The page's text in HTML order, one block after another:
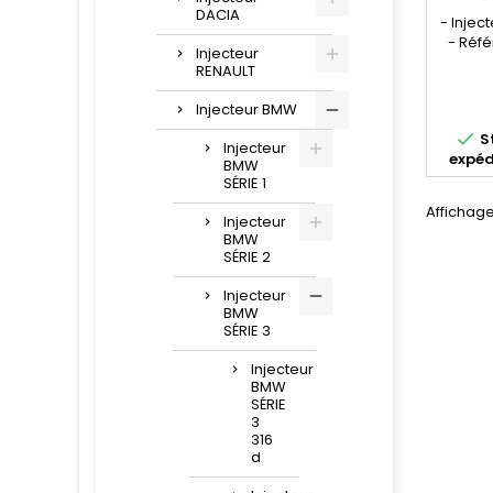
DACIA
Injecteur
RENAULT
Injecteur BMW
Injecteur
BMW
SÉRIE 1
Injecteur
BMW
SÉRIE 2
Injecteur
BMW
SÉRIE 3
Injecteur
BMW
SÉRIE
3
316
d
-
-
445
986
13 53
, 13
194 ,
796
